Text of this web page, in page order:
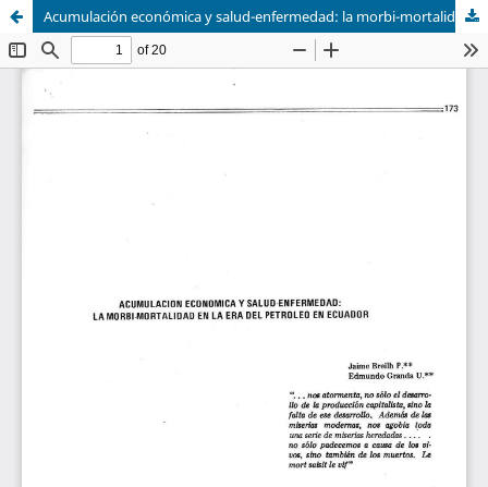
Acumulación económica y salud-enfermedad: la morbi-mortalidad en la Era del petróleo en Ecuador